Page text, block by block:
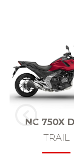
NC 750X
TRAIL